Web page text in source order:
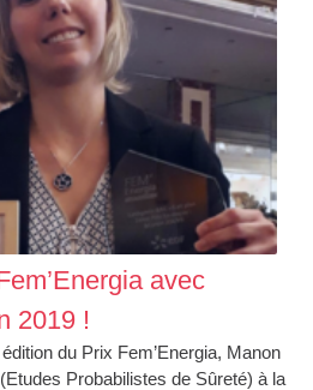
avec
2019 !
du Prix Fem’Energia, Manon
Probabilistes de Sûreté) à la